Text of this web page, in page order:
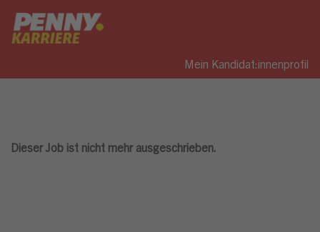
Mein Kandidat:innenprofil
Dieser Job ist nicht mehr ausgeschrieben.